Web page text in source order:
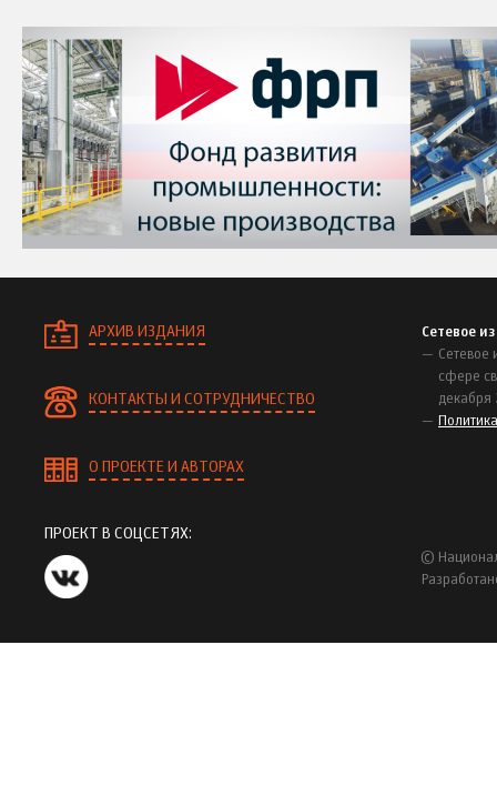
АРХИВ ИЗДАНИЯ
КОНТАКТЫ И СОТРУДНИЧЕСТВО
О ПРОЕКТЕ И АВТОРАХ
Сетевое
Сетевое
сфере
декабря
ПРОЕКТ В СОЦСЕТЯХ:
©